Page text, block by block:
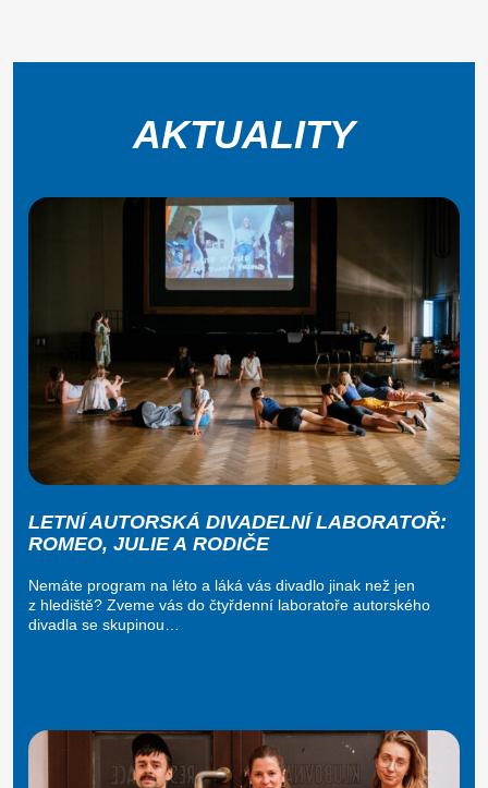
AKTUALITY
LETNÍ AUTORSKÁ DIVADELNÍ LABORATOŘ:
ROMEO, JULIE A RODIČE
Nemáte program na léto a láká vás divadlo jinak než jen
z hlediště? Zveme vás do čtyřdenní laboratoře autorského
divadla se skupinou…